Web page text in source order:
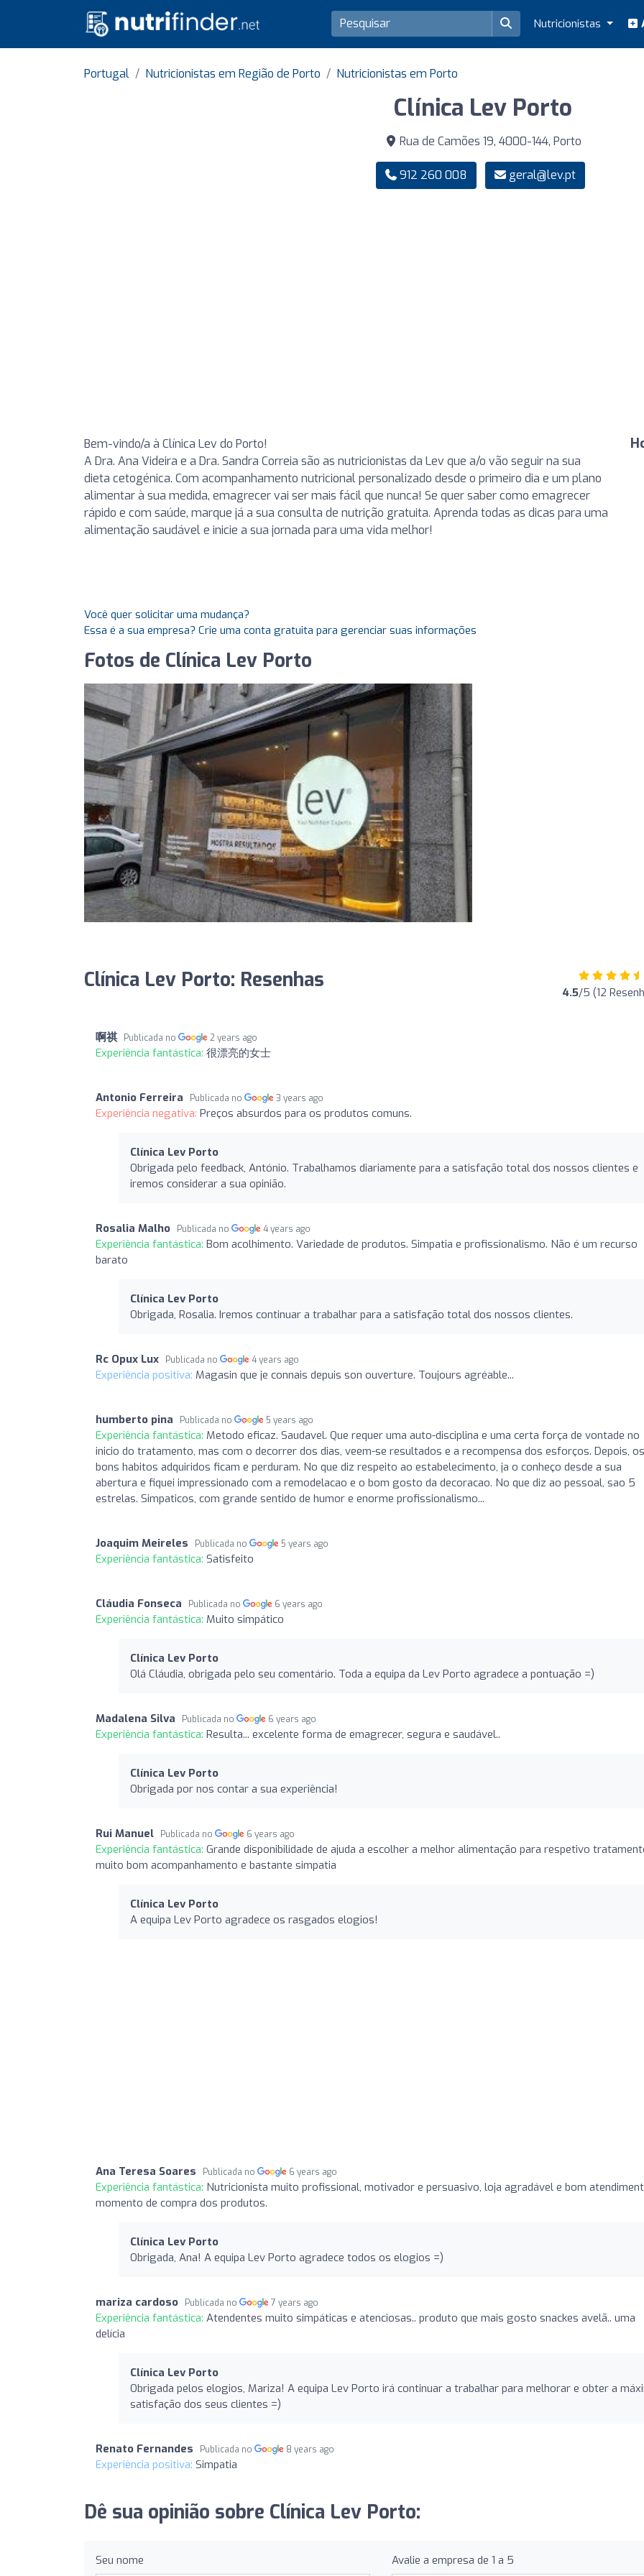
Nutricionistas
Portugal Nutricionistas em Região de Porto Nutricionistas em Porto
Clínica Lev Porto
Rua de Camões 19, 4000-144, Porto
912 260 008 geral@lev.pt
Bem-vindo/a à Clínica Lev do Porto!
A Dra. Ana Videira e a Dra. Sandra Correia são as nutricionistas da Lev que a/o vão seguir na sua
dieta cetogénica. Com acompanhamento nutricional personalizado desde o primeiro dia e um plano
alimentar à sua medida, emagrecer vai ser mais fácil que nunca! Se quer saber como emagrecer
rápido e com saúde, marque já a sua consulta de nutrição gratuita. Aprenda todas as dicas para uma
alimentação saudável e inicie a sua jornada para uma vida melhor!
Você quer solicitar uma mudança?
Essa é a sua empresa? Crie uma conta gratuita para gerenciar suas informações
Fotos de Clínica Lev Porto
Clínica Lev Porto: Resenhas 4.5/5 (12
啊祺 Publicada no 2 years ago
Experiência fantástica: 很漂亮的女士
Antonio Ferreira Publicada no 3 years ago
Experiência negativa: Preços absurdos para os produtos comuns.
Clínica Lev Porto
Obrigada pelo feedback, António. Trabalhamos diariamente para a satisfação total dos nossos clientes e
iremos considerar a sua opinião.
Rosalia Malho Publicada no 4 years ago
Experiência fantástica: Bom acolhimento. Variedade de produtos. Simpatia e profissionalismo. Não é um recurso
barato
Clínica Lev Porto
Obrigada, Rosalia. Iremos continuar a trabalhar para a satisfação total dos nossos clientes.
Rc Opux Lux Publicada no 4 years ago
Experiência positiva: Magasin que je connais depuis son ouverture. Toujours agréable...
humberto pina Publicada no 5 years ago
Experiência fantástica: Metodo eficaz. Saudavel. Que requer uma auto-disciplina e uma certa força de vontade no
inicio do tratamento, mas com o decorrer dos dias, veem-se resultados e a recompensa dos esforços. Depois, os
bons habitos adquiridos ficam e perduram. No que diz respeito ao estabelecimento, ja o conheço desde a sua
abertura e fiquei impressionado com a remodelacao e o bom gosto da decoracao. No que diz ao pessoal, sao 5
estrelas. Simpaticos, com grande sentido de humor e enorme profissionalismo...
Joaquim Meireles Publicada no 5 years ago
Experiência fantástica: Satisfeito
Cláudia Fonseca Publicada no 6 years ago
Experiência fantástica: Muito simpático
Clínica Lev Porto
Olá Cláudia, obrigada pelo seu comentário. Toda a equipa da Lev Porto agradece a pontuação =)
Madalena Silva Publicada no 6 years ago
Experiência fantástica: Resulta... excelente forma de emagrecer, segura e saudável..
Clínica Lev Porto
Obrigada por nos contar a sua experiência!
Rui Manuel Publicada no 6 years ago
Experiência fantástica: Grande disponibilidade de ajuda a escolher a melhor alimentação para respetivo
muito bom acompanhamento e bastante simpatia
Clínica Lev Porto
A equipa Lev Porto agradece os rasgados elogios!
Ana Teresa Soares Publicada no 6 years ago
Experiência fantástica: Nutricionista muito profissional, motivador e persuasivo, loja agradável e bom
momento de compra dos produtos.
Clínica Lev Porto
Obrigada, Ana! A equipa Lev Porto agradece todos os elogios =)
mariza cardoso Publicada no 7 years ago
Experiência fantástica: Atendentes muito simpáticas e atenciosas.. produto que mais gosto snackes avelã.. uma
delícia
Clínica Lev Porto
Obrigada pelos elogios, Mariza! A equipa Lev Porto irá continuar a trabalhar para melhorar e obter a
satisfação dos seus clientes =)
Renato Fernandes Publicada no 8 years ago
Experiência positiva: Simpatia
Dê sua opinião sobre Clínica Lev Porto:
Seu nome Avalie a empresa de 1 a 5